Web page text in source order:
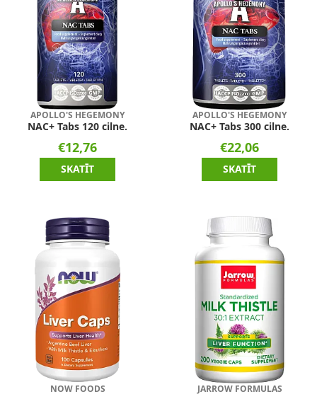
APOLLO'S HEGEMONY
NAC+ Tabs 120 cilne.
€12,76
SKATĪT
APOLLO'S HEGEMONY
NAC+ Tabs 300 cilne.
€22,06
SKATĪT
NOW FOODS JARROW FORMULAS